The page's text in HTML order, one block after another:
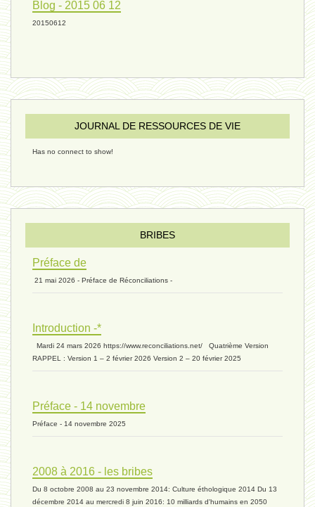
humain 06 - 6 août 2024
sous-groupe humain - 27 juillet
riche - 25 juillet 2024
Introduction V1 - 6 juin 2024
extinction 07 - 18 mai 2024
biomasse - 10 mai 2024*
univers 11 - 28 mars 2024*
Blog - 2015 06 12
20150612
JOURNAL DE RESSOURCES DE VIE
Has no connect to show!
BRIBES
Préface de
21 mai 2026 - Préface de Réconciliations -
Introduction -*
Mardi 24 mars 2026 https://www.reconciliations.net/ Quatrième Version
RAPPEL : Version 1 – 2 février 2026 Version 2 – 20 février 2025
Préface - 14 novembre
Préface - 14 novembre 2025
2008 à 2016 - les bribes
Du 8 octobre 2008 au 23 novembre 2014: Culture éthologique 2014 Du 13
décembre 2014 au mercredi 8 juin 2016: 10 milliards d'humains en 2050